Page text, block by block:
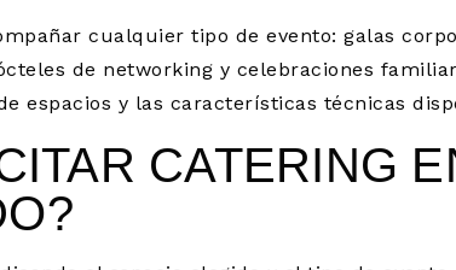
cualquier tipo de evento: galas
de networking y celebraciones
espacios y las características técnicas
CATERING